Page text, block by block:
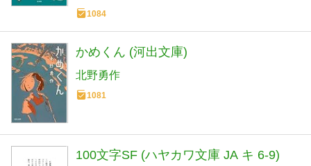
1084
かめくん (河出文庫)
北野勇作
1081
100文字SF (ハヤカワ文庫 JA キ 6-9)